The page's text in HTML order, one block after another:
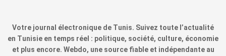
Votre journal électronique de Tunis. Suivez toute l’actualité
en Tunisie en temps réel : politique, société, culture, économie
et plus encore. Webdo, une source fiable et indépendante au